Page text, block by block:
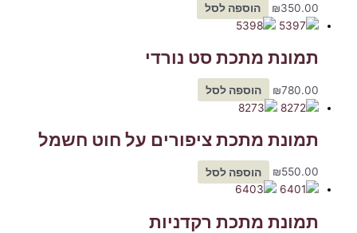
₪350.00 הוספה לסל
תמונת מתכת סט נורדי
₪780.00 הוספה לסל
תמונת מתכת ציפורים על חוט חשמל
₪550.00 הוספה לסל
תמונת מתכת רקדניות